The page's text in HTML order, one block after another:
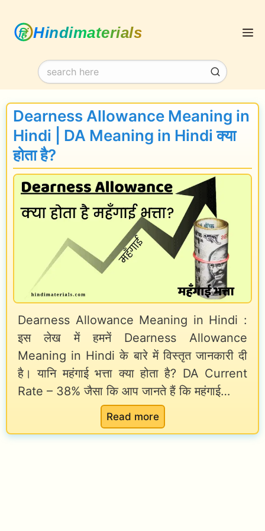
content
Dearness Allowance Meaning in
Hindi | DA Meaning in Hindi क्या
होता है?
Dearness Allowance Meaning in Hindi :
इस लेख में हमनें Dearness Allowance
Meaning in Hindi के बारे में विस्तृत जानकारी दी
है। यानि महंगाई भत्ता क्या होता है? DA Current
Rate – 38% जैसा कि आप जानते हैं कि महंगाई…
Read more:
D